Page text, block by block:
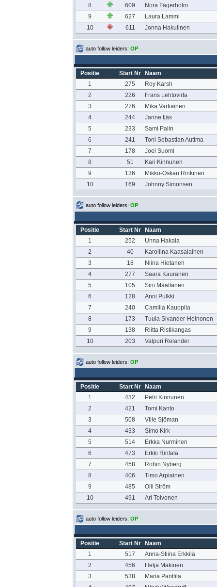
8
609
Nora Fagerholm
9
627
Laura Lammi
10
611 Jonna Hakulinen
auto follow leiders: OP
Positie Start Nr
Naam
1
275
Roy Karsh
2
226
Frans Lehtovirta
3
276
Mika Vartiainen
4
244
Janne Ijäs
5
233
Sami Palin
6
241
Toni Sebastian Autima
7
178
Joel Suomi
8
51
Kari Kinnunen
9
136
Mikko-Oskari Rinkinen
10
169 Johnny Simonsen
auto follow leiders: OP
Positie Start Nr
Naam
1
252
Unna Hakala
2
40
Karoliina Kaasalainen
3
18
Niina Hietanen
4
277
Saara Kauranen
5
105
Sini Määttänen
6
128
Anni Pulkki
7
240
Camilla Kauppila
8
173
Tuula Sivander-Heinonen
9
138
Riitta Ristikangas
10
203 Valpuri Relander
auto follow leiders: OP
Positie Start Nr
Naam
1
432
Petri Kinnunen
2
421
Tomi Kanto
3
508
Ville Sjöman
4
433
Simo Kirk
5
514
Erkka Nurminen
6
473
Erkki Rintala
7
458
Robin Nyberg
8
406
Timo Arpiainen
9
485
Olli Ström
10
491 Ari Toivonen
auto follow leiders: OP
Positie Start Nr
Naam
1
517
Anna-Stiina Erkkilä
2
456
Heljä Mäkinen
3
538
Maria Panttila